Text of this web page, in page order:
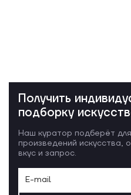
Получить
подборку
Наш куратор подберёт
произведений искусства,
вкус и запрос.